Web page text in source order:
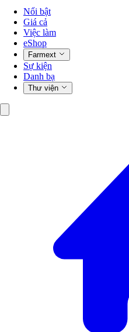
Nổi bật
Giá cả
Việc làm
eShop
Farmext
Sự kiện
Danh bạ
Thư viện